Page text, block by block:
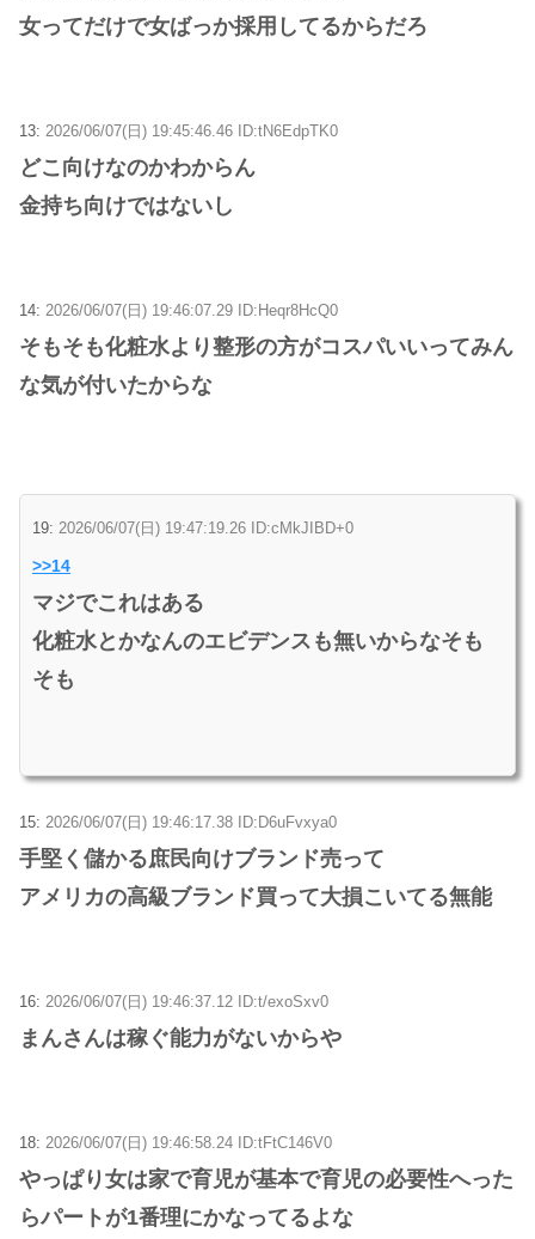
女ってだけで女ばっか採用してるからだろ
13: 2026/06/07(日) 19:45:46.46 ID:tN6EdpTK0
どこ向けなのかわからん
金持ち向けではないし
14: 2026/06/07(日) 19:46:07.29 ID:Heqr8HcQ0
そもそも化粧水より整形の方がコスパいいってみん
な気が付いたからな
19: 2026/06/07(日) 19:47:19.26 ID:cMkJIBD+0
>>14
マジでこれはある
化粧水とかなんのエビデンスも無いからなそも
そも
15: 2026/06/07(日) 19:46:17.38 ID:D6uFvxya0
手堅く儲かる庶民向けブランド売って
アメリカの高級ブランド買って大損こいてる無能
16: 2026/06/07(日) 19:46:37.12 ID:t/exoSxv0
まんさんは稼ぐ能力がないからや
18: 2026/06/07(日) 19:46:58.24 ID:tFtC146V0
やっぱり女は家で育児が基本で育児の必要性へった
らパートが1番理にかなってるよな